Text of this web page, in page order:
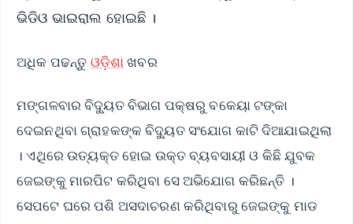
ଭିଡିଓ ଭାଇରାଲ ହୋଇଛି ।
ଅଧିକ ପଢନ୍ତୁ ଓଡ଼ିଶା ଖବର
ମଙ୍ଗଳବାର ବିଦ୍ୟୁତ ବିଭାଗ ପକ୍ଷରୁ ବକେୟା ଟଙ୍କା
ଦେଇନଥିବା ଗ୍ରାହକଙ୍କ ବିଦ୍ୟୁତ ସଂଯୋଗ କାଟି ଦିଆଯାଇଥିଲା
। ଏଥିରେ ଉତ୍ୟକ୍ତ ହୋଇ ଉକ୍ତ ବ୍ୟବସାୟୀ ଓ କିଛି ଯୁବକ
ଜେଇଙ୍କୁ ମାରପିଟ କରିଥିବା ସେ ଅଭିଯୋଗ କରିଛନ୍ତି ।
ସେପଟେ ଘରେ ପଶି ଅସଦାଚରଣ କରିଥିବାରୁ ଜେଇଙ୍କୁ ମାଡ